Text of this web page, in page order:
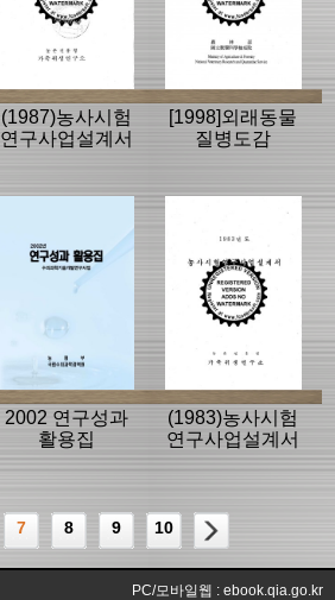
(1987)농사시험
연구사업설계서
[1998]외래동물
질병도감
2002 연구성과
활용집
(1983)농사시험
연구사업설계서
7 8 9 10
PC/모바일웹 : ebook.qia.go.kr